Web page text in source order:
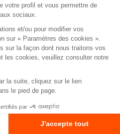
48/72H
Jours ouvrés du
lundi au vendredi 9h à
17h30
RENDEZ-VOUS
DEVIS EN LIGNE